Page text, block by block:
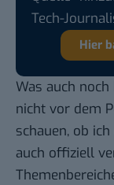
Tech-
Hier
Was auch
nicht vor dem
schauen, ob
auch offiziell